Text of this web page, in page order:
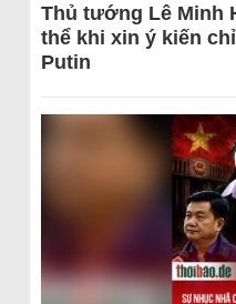
Thủ tướng Lê Minh
thể khi xin ý kiến
Putin